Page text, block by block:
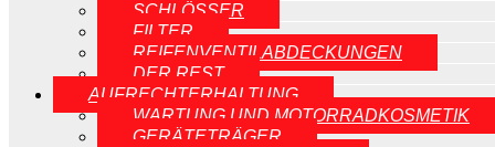
SCHLÖSSER
FILTER
REIFENVENTILABDECKUNGEN
DER REST
AUFRECHTERHALTUNG
WARTUNG UND MOTORRADKOSMETIK
GERÄTETRÄGER